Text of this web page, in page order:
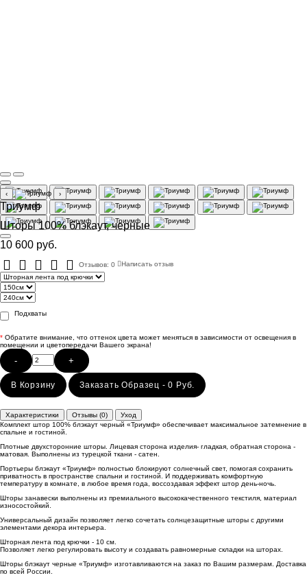
‹ ›
Триумф
Шторы 100% блэкаут, черные
10 600 руб.
Отзывов: 0 Написать отзыв
Подхваты
* Обратите внимание, что оттенок цвета может меняться в зависимости от освещения в
помещении и цветопередачи Вашего экрана!
- +
В Корзину Заказать Образец - 0 Руб.
Характеристики Отзывы (0)
Уход
Комплект штор 100% блэкаут черный «Триумф» обеспечивает максимальное затемнение в
спальне и гостиной.
Плотные двухсторонние шторы. Лицевая сторона изделия- гладкая, обратная сторона -
матовая. Выполнены из турецкой ткани - сатен.
Портьеры блэкаут «Триумф» полностью блокируют солнечный свет, помогая сохранить
приватность в пространстве спальни и гостиной. И поддерживать комфортную
температуру в комнате, в любое время года, воссоздавая эффект штор день-ночь.
Шторы занавески выполнены из премиального высококачественного текстиля, материал
износостойкий.
Универсальный дизайн позволяет легко сочетать солнцезащитные шторы с другими
элементами декора интерьера.
Шторная лента под крючки - 10 см.
Позволяет легко регулировать высоту и создавать равномерные складки на шторах.
Шторы блэкаут черные «Триумф» изготавливаются на заказ по Вашим размерам. Доставка
по всей России.